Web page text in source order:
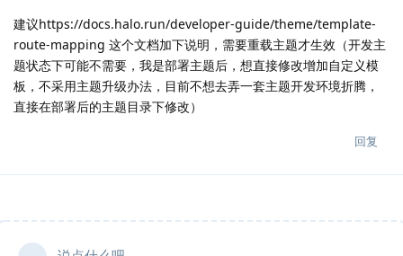
建议https://docs.halo.run/developer-guide/theme/template-
route-mapping 这个文档加下说明，需要重载主题才生效（开发主
题状态下可能不需要，我是部署主题后，想直接修改增加自定义模
板，不采用主题升级办法，目前不想去弄一套主题开发环境折腾，
直接在部署后的主题目录下修改）
回复